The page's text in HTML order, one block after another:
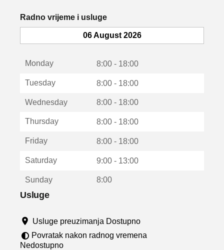
k
o
u
u
Radno vrijeme i usluge
06 August 2026
Monday 8:00 - 18:00
Tuesday 8:00 - 18:00
Wednesday 8:00 - 18:00
Thursday 8:00 - 18:00
Friday 8:00 - 18:00
Saturday 9:00 - 13:00
Sunday 8:00
Usluge
Usluge preuzimanja Dostupno
Povratak nakon radnog vremena
Nedostupno